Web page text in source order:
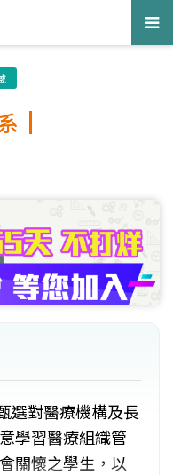
選對醫療機構及長
學習醫療組織管
關懷之學生，以